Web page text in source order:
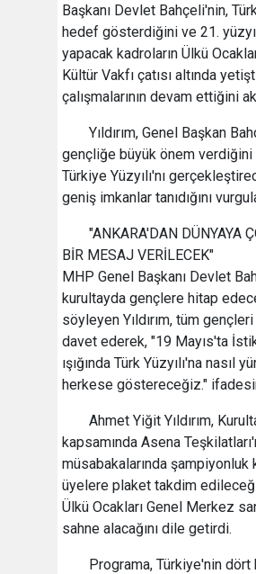
Başkanı Devlet Bahçeli'nin, Türk
hedef gösterdiğini ve 21.
yapacak kadroların Ülkü
Kültür Vakfı çatısı altında
çalışmalarının devam ettiğini
Yıldırım, Genel Başkan
gençliğe büyük önem verdiğini
Türkiye Yüzyılı'nı
geniş imkanlar tanıdığını
"ANKARA'DAN DÜNYAYA
BİR MESAJ VERİLECEK"
MHP Genel Başkanı Devlet
kurultayda gençlere hitap
söyleyen Yıldırım, tüm
davet ederek, "19 Mayıs'ta
ışığında Türk Yüzyılı'na nasıl
herkese göstereceğiz."
Ahmet Yiğit Yıldırım,
kapsamında Asena
müsabakalarında şampiyonluk
üyelere plaket takdim
Ülkü Ocakları Genel Merkez
sahne alacağını dile getirdi.
Programa, Türkiye'nin dört